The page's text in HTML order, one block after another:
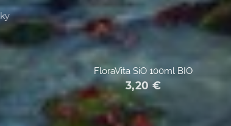
FloraVita SiO 100ml BIO
3,20 €